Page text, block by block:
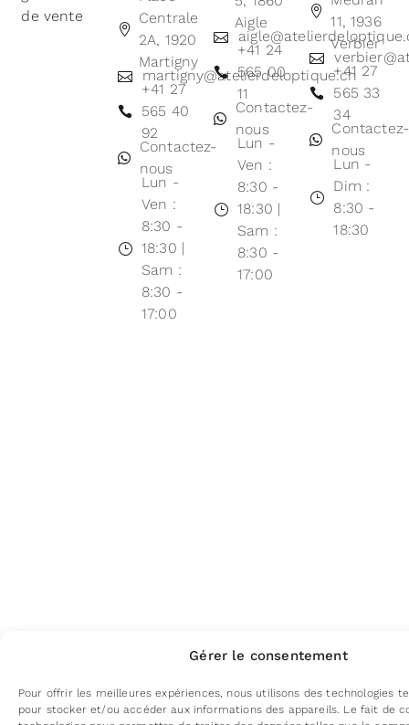
Gérer le consentement
Pour offrir les meilleures expériences, nous utilisons des technologies
pour stocker et/ou accéder aux informations des appareils. Le fait de
de vente
Centrale
2A, 1920
Martigny
martigny@atelierdeloptique.ch
+41 27
565 40
92
Contactez-
nous
Lun -
Ven :
8:30 -
18:30 |
Sam :
8:30 -
17:00
Aigle
+41 24
565 00
11
Contactez-
nous
Lun -
Ven :
8:30 -
18:30 |
Sam :
8:30 -
17:00
11, 1936
Verbier
+41 27
565 33
34
Contactez-
nous
Lun -
Dim :
8:30 -
18:30